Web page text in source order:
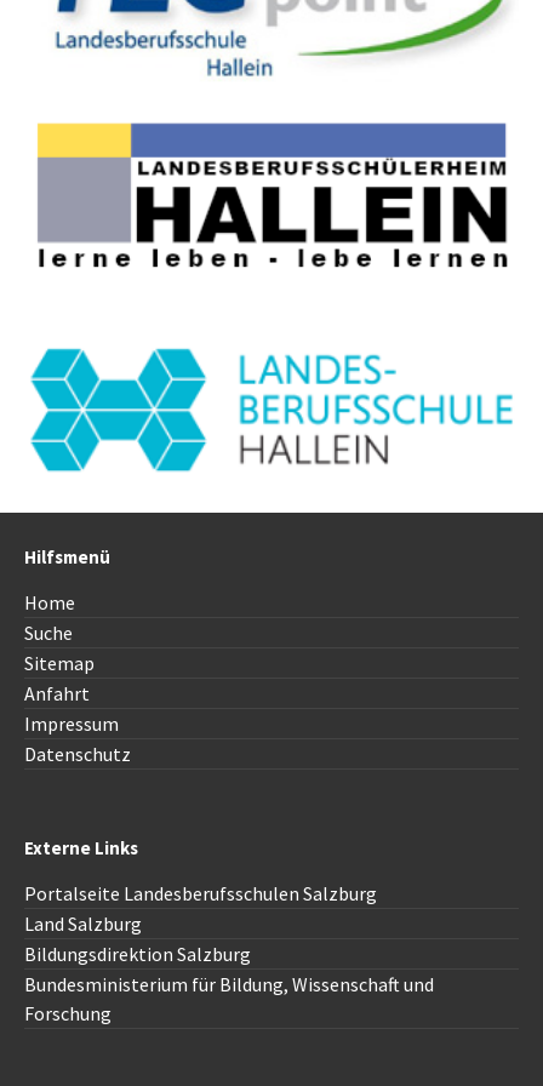
Hilfsmenü
Home
Suche
Sitemap
Anfahrt
Impressum
Datenschutz
Externe Links
Portalseite Landesberufsschulen Salzburg
Land Salzburg
Bildungsdirektion Salzburg
Bundesministerium für Bildung, Wissenschaft und
Forschung